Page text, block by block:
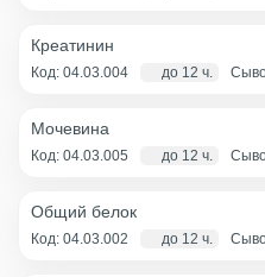
Креатинин
Код: 04.03.004 до 12 ч.
Мочевина
Код: 04.03.005 до 12 ч.
Общий белок
Код: 04.03.002 до 12 ч.